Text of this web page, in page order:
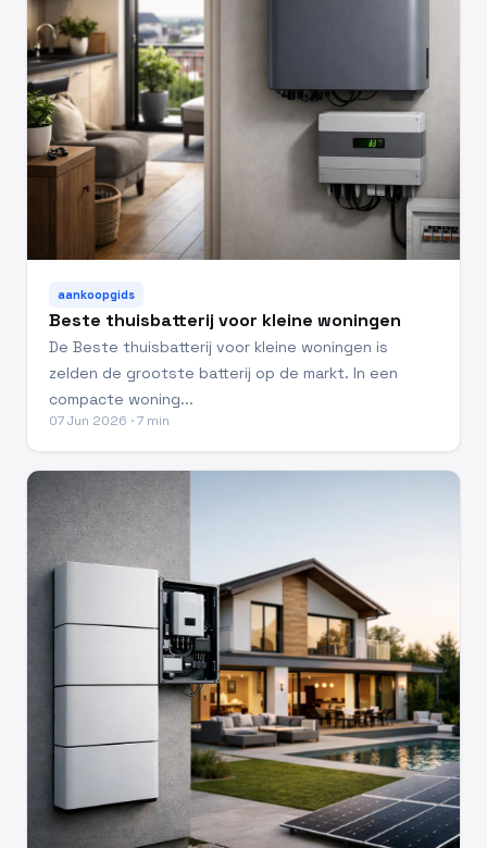
aankoopgids
Beste thuisbatterij voor kleine woningen
De Beste thuisbatterij voor kleine woningen is
zelden de grootste batterij op de markt. In een
compacte woning...
07 Jun 2026 · 7 min